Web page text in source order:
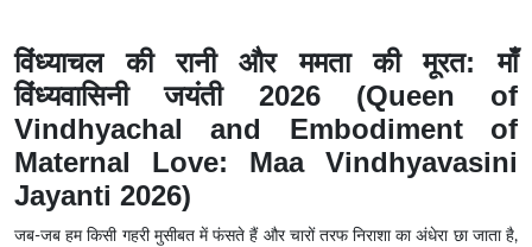
विंध्याचल की रानी और ममता की मूरत: माँ
विंध्यवासिनी जयंती 2026 (Queen of
Vindhyachal and Embodiment of
Maternal Love: Maa Vindhyavasini
Jayanti 2026)
जब-जब हम किसी गहरी मुसीबत में फंसते हैं और चारों तरफ निराशा का अंधेरा छा जाता है,